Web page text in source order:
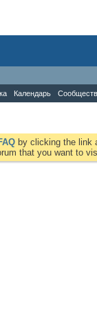
Календарь
by clicking the link
that you want to